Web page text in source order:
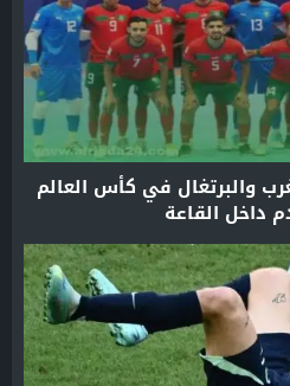
والبرتغال في كأس العالم
داخل القاعة